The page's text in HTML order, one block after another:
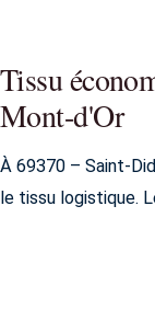
Tissu
Mont-d'Or
À 69370 – Saint-
le tissu logistique.